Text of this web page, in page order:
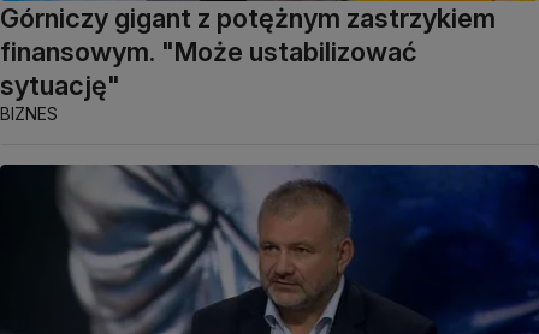
Górniczy gigant z potężnym zastrzykiem
finansowym. "Może ustabilizować
sytuację"
BIZNES